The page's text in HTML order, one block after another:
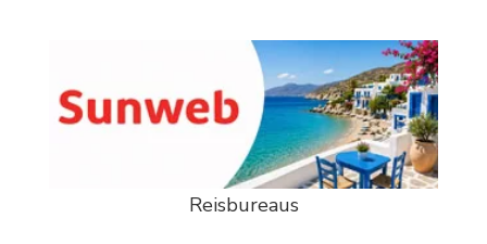
Reisbureaus